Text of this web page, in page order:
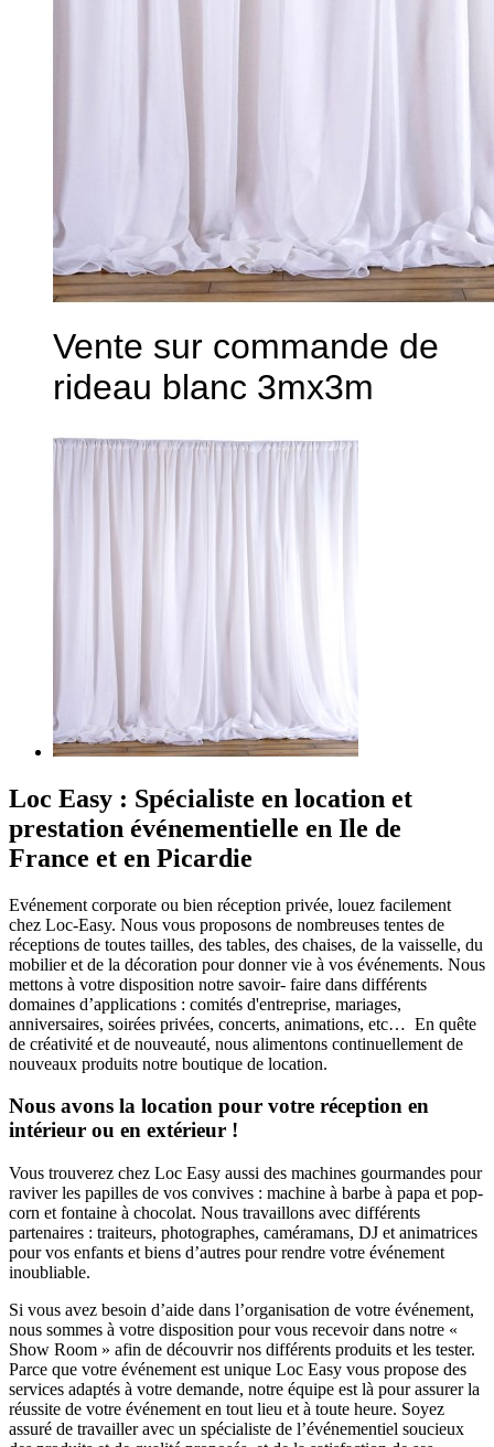
Vente sur commande de
rideau blanc 3mx3m
Loc Easy : Spécialiste en location et
prestation événementielle en Ile de
France et en Picardie
Evénement corporate ou bien réception privée, louez facilement
chez Loc-Easy. Nous vous proposons de nombreuses tentes de
réceptions de toutes tailles, des tables, des chaises, de la vaisselle, du
mobilier et de la décoration pour donner vie à vos événements. Nous
mettons à votre disposition notre savoir- faire dans différents
domaines d’applications : comités d'entreprise, mariages,
anniversaires, soirées privées, concerts, animations, etc… En quête
de créativité et de nouveauté, nous alimentons continuellement de
nouveaux produits notre boutique de location.
Nous avons la location pour votre réception en
intérieur ou en extérieur !
Vous trouverez chez Loc Easy aussi des machines gourmandes pour
raviver les papilles de vos convives : machine à barbe à papa et pop-
corn et fontaine à chocolat. Nous travaillons avec différents
partenaires : traiteurs, photographes, caméramans, DJ et animatrices
pour vos enfants et biens d’autres pour rendre votre événement
inoubliable.
Si vous avez besoin d’aide dans l’organisation de votre événement,
nous sommes à votre disposition pour vous recevoir dans notre «
Show Room » afin de découvrir nos différents produits et les tester.
Parce que votre événement est unique Loc Easy vous propose des
services adaptés à votre demande, notre équipe est là pour assurer la
réussite de votre événement en tout lieu et à toute heure. Soyez
assuré de travailler avec un spécialiste de l’événementiel soucieux